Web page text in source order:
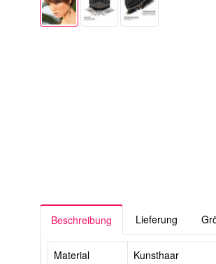
Beschreibung Lieferung
Material
Kunsthaar